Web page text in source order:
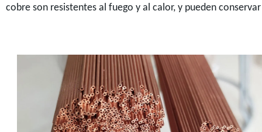
cobre son resistentes al fuego y al calor, y pueden